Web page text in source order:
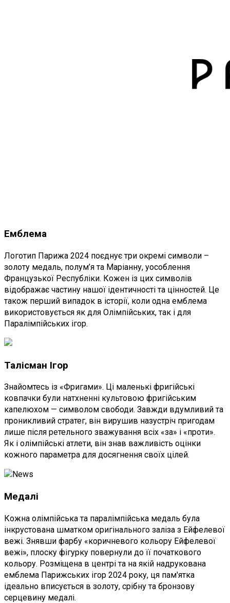
Емблема
Логотип Парижа 2024 поєднує три окремі символи –
золоту медаль, полум’я та Маріанну, уособлення
Французької Республіки. Кожен із цих символів
відображає частину нашої ідентичності та цінностей. Це
також перший випадок в історії, коли одна емблема
використовується як для Олімпійських, так і для
Паралімпійських ігор.
Талісман Ігор
Знайомтесь із «Фригами». Ці маленькі фригійські
ковпачки були натхненні культовою фригійським
капелюхом — символом свободи. Завжди вдумливий та
проникливий стратег, він вирушив назустріч пригодам
лише після ретельного зважування всіх «за» і «проти».
Як і олімпійські атлети, він знав важливість оцінки
кожного параметра для досягнення своїх цілей.
Медалі
Кожна олімпійська та паралімпійська медаль була
інкрустована шматком оригінального заліза з Ейфелевої
вежі. Знявши фарбу «коричневого кольору Ейфелевої
вежі», плоску фігурку повернули до її початкового
кольору. Розміщена в центрі та на якій надрукована
емблема Парижських ігор 2024 року, ця пам'ятка
ідеально вписується в золоту, срібну та бронзову
серцевину медалі.